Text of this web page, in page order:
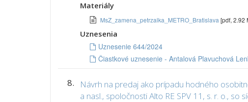
Materiály
MsZ_zamena_petrzalka_METRO_Bratislava [pdf, 2.92
Uznesenia
Uznesenie 644/2024
Čiastkové uznesenie - Antalová Plavuchová
8.
Návrh na predaj ako prípadu hodného
a nasl., spoločnosti Alto RE SPV 11, s. r. o., so